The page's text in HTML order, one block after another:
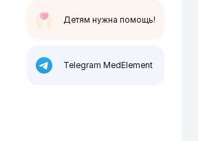
Детям нужна помощь!
Telegram MedElement